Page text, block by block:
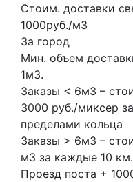
Стоим. доставки
1000руб./м3
За город
Мин. объем
1м3.
Заказы < 6м3 –
3000 руб./миксер
пределами кольца
Заказы > 6м3 –
м3 за каждые 10
Проезд поста +